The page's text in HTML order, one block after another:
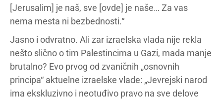
[Jerusalim] je naš, sve [ovde] je naše… Za vas
nema mesta ni bezbednosti.“
Jasno i odvratno. Ali zar izraelska vlada nije rekla
nešto slično o tim Palestincima u Gazi, mada manje
brutalno? Evo prvog od zvaničnih „osnovnih
principa“ aktuelne izraelske vlade: „Jevrejski narod
ima ekskluzivno i neotuđivo pravo na sve delove